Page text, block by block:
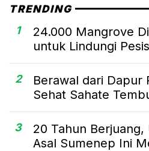
TRENDING
1
24.000 Mangrove
untuk Lindungi
2
Berawal dari Dapur
Sehat Sahate
3
20 Tahun
Asal Sumenep Ini